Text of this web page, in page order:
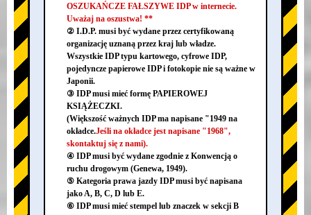
OSZUKAŃCZE FAŁSZYWE IDP w internecie.
Uważaj na oszustwa! **
② I.D.P. musi być wydane przez certyfikowaną
organizację uznaną przez kraj lub władze.
Wszystkie IDP typu kartowego, cyfrowe IDP,
pojedyncze papierowe IDP i fotokopie nie są ważne w
Japonii.
③ IDP musi mieć formę PAPIEROWEJ
KSIĄŻECZKI.
(Większość ważnych IDP ma napisane "1949 na
okładce.Jeśli na okładce jest napisane "1968",
skontaktuj się z nami).
④ IDP musi być wydane zgodnie z Konwencją o
ruchu drogowym (Genewa, 1949).
⑤ Kategoria prawa jazdy IDP musi być napisana
jako A, B, C, D lub E.
⑥ IDP musi mieć stempel lub znaczek w sekcji B